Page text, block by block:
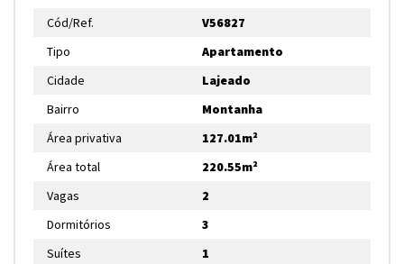
Cód/Ref.
V56827
Tipo
Apartamento
Cidade
Lajeado
Bairro
Montanha
Área privativa
127.01m²
Área total
220.55m²
Vagas
2
Dormitórios
3
Suítes
1